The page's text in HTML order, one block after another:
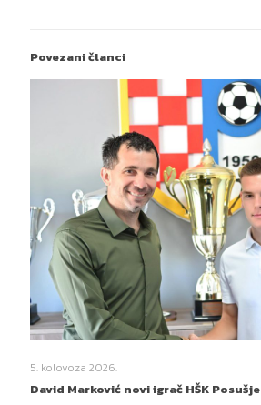
Povezani članci
5. kolovoza 2026.
David Marković novi igrač HŠK Posušje